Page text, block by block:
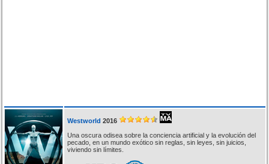
Westworld 2016
Una oscura odisea sobre la conciencia artificial y la evolución del
pecado, en un mundo exótico sin reglas, sin leyes, sin juicios,
viviendo sin límites.